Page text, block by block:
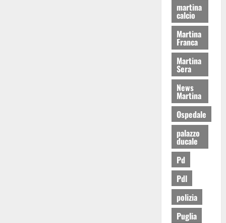
martina
calcio
Martina
Franca
Martina
Sera
News
Martina
Ospedale
palazzo
ducale
Pd
Pdl
polizia
Puglia